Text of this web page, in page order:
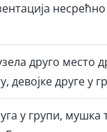
друго место
девојке друге у
у групи, мушка